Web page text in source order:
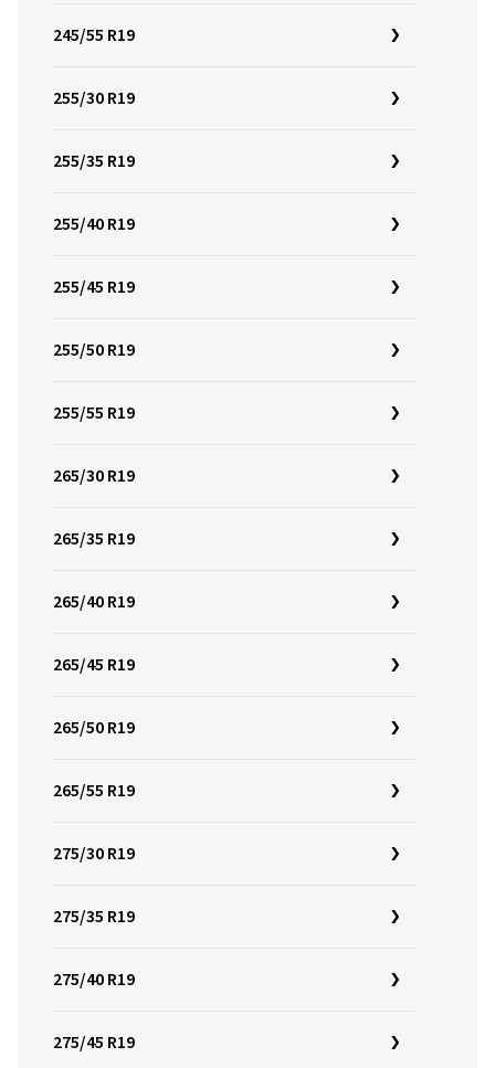
245/55 R19
255/30 R19
255/35 R19
255/40 R19
255/45 R19
255/50 R19
255/55 R19
265/30 R19
265/35 R19
265/40 R19
265/45 R19
265/50 R19
265/55 R19
275/30 R19
275/35 R19
275/40 R19
275/45 R19